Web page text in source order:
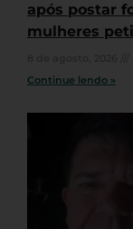
após postar
mulheres
Continue lendo »